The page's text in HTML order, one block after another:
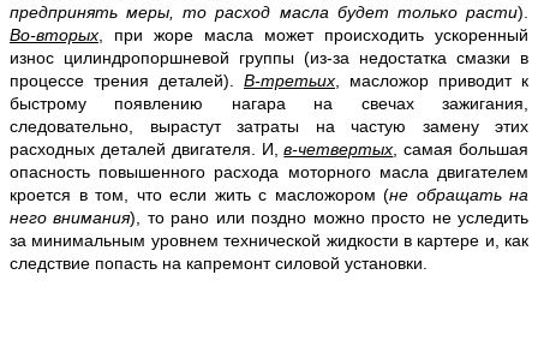
предпринять меры, то расход масла будет только расти).
Во-вторых , при жоре масла может происходить ускоренный
износ цилиндропоршневой группы (из-за недостатка смазки в
процессе трения деталей). В-третьих , масложор приводит к
быстрому появлению нагара на свечах зажигания,
следовательно, вырастут затраты на частую замену этих
расходных деталей двигателя. И,в-четвертых , самая большая
опасность повышенного расхода моторного масла двигателем
кроется в том, что если жить с масложором (не обращать на
него внимания), то рано или поздно можно просто не уследить
за минимальным уровнем технической жидкости в картере и, как
следствие попасть на капремонт силовой установки.